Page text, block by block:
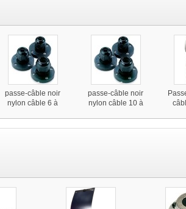
passe-câble noir
nylon câble 6 à
passe-câble noir
nylon câble 10 à